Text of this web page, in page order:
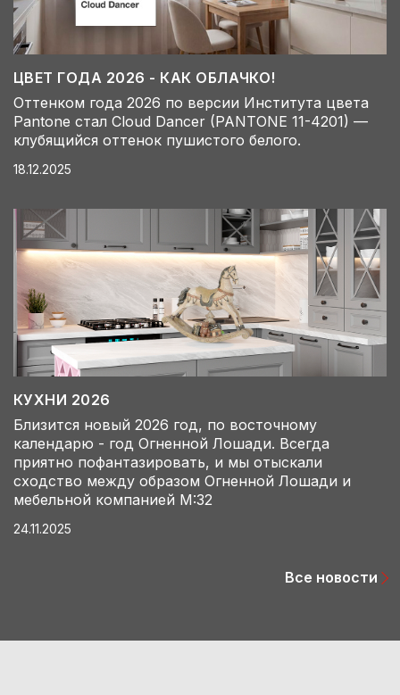
ЦВЕТ ГОДА 2026 - КАК ОБЛАЧКО!
Оттенком года 2026 по версии Института цвета
Pantone стал Cloud Dancer (PANTONE 11-4201) —
клубящийся оттенок пушистого белого.
18.12.2025
КУХНИ 2026
Близится новый 2026 год, по восточному
календарю - год Огненной Лошади. Всегда
приятно пофантазировать, и мы отыскали
сходство между образом Огненной Лошади и
мебельной компанией М:32
24.11.2025
Все новости